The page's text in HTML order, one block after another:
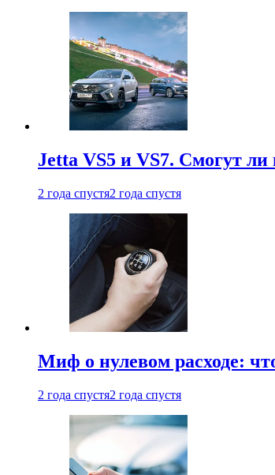
Jetta VS5 и VS7. Смогут
2 года спустя2 года спустя
Миф о нулевом расходе:
2 года спустя2 года спустя